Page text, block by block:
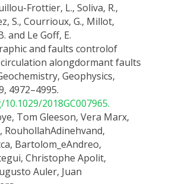
Frottier, L., Soliva, R.,
S., Courrioux, G., Millot,
. and Le Goff, E.
and faults controlof
alongdormant faults
Geophysics,
4972–4995.
2018GC007965.
Tom Gleeson, Vera Marx,
RouhollahAdinehvand,
, Bartolom_eAndreo,
, Christophe Apolit,
Auler, Juan